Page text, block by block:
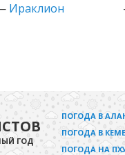
Ираклион
ГОД
ПОГОДА В
ПОГОДА В
ПОГОДА НА